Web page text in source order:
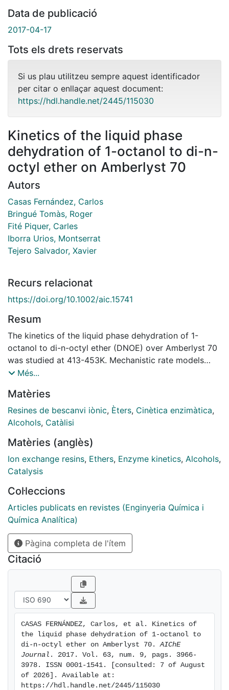
Data de publicació
2017-04-17
Tots els drets reservats
Si us plau utilitzeu sempre aquest identificador
per citar o enllaçar aquest document:
https://hdl.handle.net/2445/115030
Kinetics of the liquid phase
dehydration of 1-octanol to di-n-
octyl ether on Amberlyst 70
Autors
Casas Fernández, Carlos
Bringué Tomàs, Roger
Fité Piquer, Carles
Iborra Urios, Montserrat
Tejero Salvador, Xavier
Recurs relacionat
https://doi.org/10.1002/aic.15741
Resum
The kinetics of the liquid phase dehydration of 1-
octanol to di-n-octyl ether (DNOE) over Amberlyst 70
was studied at 413-453K. Mechanistic rate models
assuming water and 1-octanol adsorbed on the resin,
from 1-octanol dehydration experiments. Next, the
influence of DNOE, water and 1,4-dioxane (solvent)
concentration was evaluated. DNOE and 1,4-dioxane
water inhibits it strongly. Water effect was quantified
by splitting the rate constant into a 'true one' and a
correction factor related to the fraction of active sites
from an Eley-Rideal mechanism with water adsorbed
onto the resin and DNOE released directly to the liquid
phase, with a correction factor for water inhibitory
effect based on a Freundlich isotherm-like function;
activation energy being 110±5 kJ·mol-1 based in line
with literature data on homologous reactions.
Més...
Matèries
Resines de bescanvi iònic, Èters, Cinètica enzimàtica,
Alcohols, Catàlisi
Matèries (anglès)
Ion exchange resins, Ethers, Enzyme kinetics, Alcohols,
Catalysis
Col·leccions
Articles publicats en revistes (Enginyeria Química i
Química Analítica)
Pàgina completa de l'ítem
Citació
CASAS FERNÁNDEZ, Carlos, et al. Kinetics of
the liquid phase dehydration of 1-octanol to
di-n-octyl ether on Amberlyst 70. AIChE
Journal . 2017. Vol. 63, num. 9, pags. 3966-
3978. ISSN 0001-1541. [consulted: 7 of August
of 2026]. Available at:
https://hdl.handle.net/2445/115030